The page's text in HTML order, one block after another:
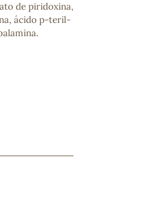
de piridoxina,
ácido p-teril-